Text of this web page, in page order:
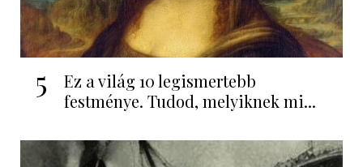
5
Ez a világ 10 legismertebb
festménye. Tudod, melyiknek mi...